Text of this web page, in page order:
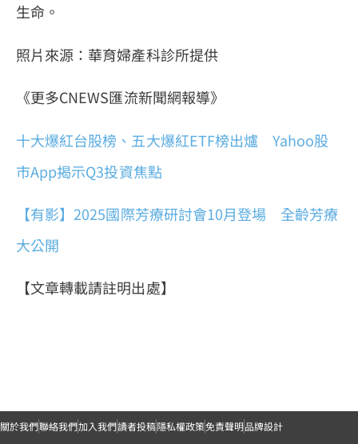
生命。
照片來源：華育婦產科診所提供
《更多CNEWS匯流新聞網報導》
十大爆紅台股榜、五大爆紅ETF榜出爐 Yahoo股
市App揭示Q3投資焦點
【有影】2025國際芳療研討會10月登場 全齡芳療
大公開
【文章轉載請註明出處】
關於我們聯絡我們加入我們讀者投稿隱私權政策免責聲明品牌設計